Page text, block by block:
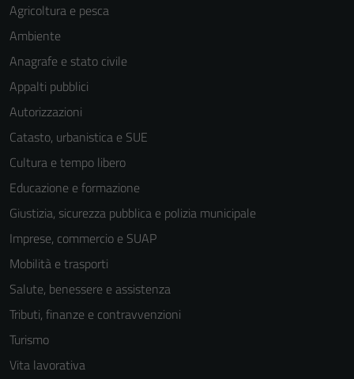
Agricoltura e pesca
Ambiente
Anagrafe e stato civile
Appalti pubblici
Autorizzazioni
Catasto, urbanistica e SUE
Cultura e tempo libero
Educazione e formazione
Giustizia, sicurezza pubblica e polizia municipale
Imprese, commercio e SUAP
Mobilità e trasporti
Salute, benessere e assistenza
Tributi, finanze e contravvenzioni
Turismo
Vita lavorativa